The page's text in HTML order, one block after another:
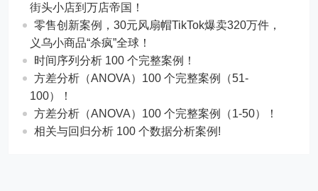
街头小店到万店帝国！
​​零售创新案例，30元风扇帽TikTok爆卖320万件，
义乌小商品“杀疯”全球！
时间序列分析 100 个完整案例！
方差分析（ANOVA）100 个完整案例（51-
100）！
方差分析（ANOVA）100 个完整案例（1-50）！
相关与回归分析 100 个数据分析案例!